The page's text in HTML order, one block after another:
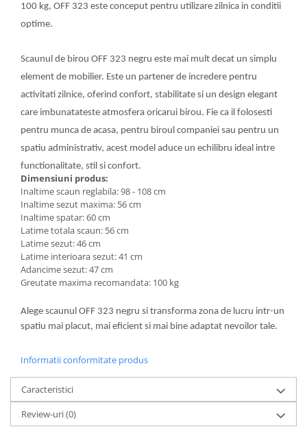
100 kg, OFF 323 este conceput pentru utilizare zilnica in conditii
optime.
Scaunul de birou OFF 323 negru este mai mult decat un simplu
element de mobilier. Este un partener de incredere pentru
activitati zilnice, oferind confort, stabilitate si un design elegant
care imbunatateste atmosfera oricarui birou. Fie ca il folosesti
pentru munca de acasa, pentru biroul companiei sau pentru un
spatiu administrativ, acest model aduce un echilibru ideal intre
functionalitate, stil si confort.
Dimensiuni produs:
Inaltime scaun reglabila: 98 - 108 cm
Inaltime sezut maxima: 56 cm
Inaltime spatar: 60 cm
Latime totala scaun: 56 cm
Latime sezut: 46 cm
Latime interioara sezut: 41 cm
Adancime sezut: 47 cm
Greutate maxima recomandata: 100 kg
Alege scaunul OFF 323 negru si transforma zona de lucru intr-un
spatiu mai placut, mai eficient si mai bine adaptat nevoilor tale.
Informatii conformitate produs
Caracteristici
Review-uri(0)